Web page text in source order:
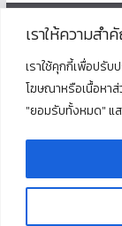
เราให้ความส
เราใช้คุกกี้เพื่อปรั
โฆษณาหรือเนื้อหาส่
"ยอมรับทั้งหมด" แ
โรงเรียนพุนพินพิทย
ตั้งอยู่ที่เลขที่ 125 ถ